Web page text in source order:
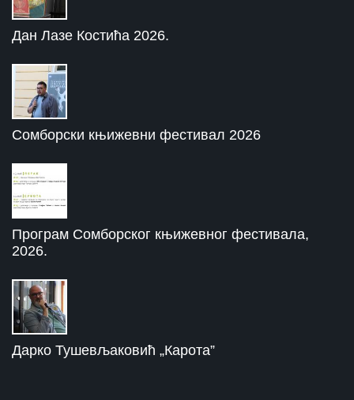
Дан Лазе Костића 2026.
Сомборски књижевни фестивал 2026
Програм Сомборског књижевног фестивала,
2026.
Дарко Тушевљаковић „Карота”